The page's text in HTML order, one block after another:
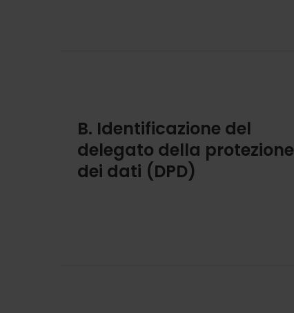
B. Identificazione del
delegato della protezione
dei dati (DPD)